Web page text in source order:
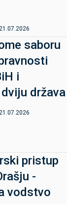
saboru
i
država
pristup
-
vodstvo